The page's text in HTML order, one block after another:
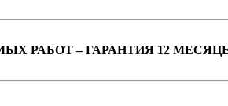
РАБОТ – ГАРАНТИЯ 12